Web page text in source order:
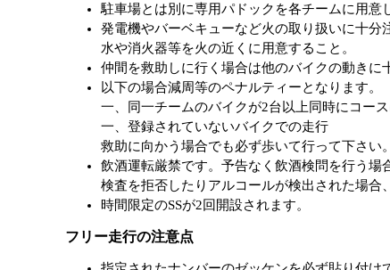
駐車場とは別に専用パドックを各チームに用意
発電機やバーベキューなど火の取り扱いに十分
水や消火器等を火の近くに用意すること。
仲間を救助しに行く場合は他のバイクの動きに
以下の場合減周等のペナルティーとなります。
一、同一チームのバイクが2台以上同時にコー
一、登録されていないバイクでの走行
救助に向かう場合でも必ず歩いて行って下さい。
飲酒運転厳禁です。予告なく飲酒検問を行う場
検査を拒否したりアルコールが検出された場合
時間限定のSSが2回開設されます。
フリー走行の注意点